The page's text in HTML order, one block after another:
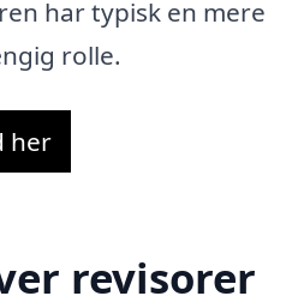
har typisk en mere
rolle.
her
revisorer